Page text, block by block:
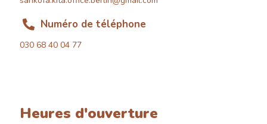
Numéro de téléphone
030 68 40 04 77
Heures d'ouverture